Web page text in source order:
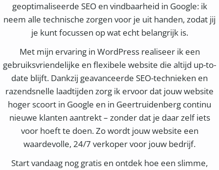
geoptimaliseerde SEO en vindbaarheid in Google: ik
neem alle technische zorgen voor je uit handen, zodat jij
je kunt focussen op wat echt belangrijk is.
Met mijn ervaring in WordPress realiseer ik een
gebruiksvriendelijke en flexibele website die altijd up-to-
date blijft. Dankzij geavanceerde SEO-technieken en
razendsnelle laadtijden zorg ik ervoor dat jouw website
hoger scoort in Google en in Geertruidenberg continu
nieuwe klanten aantrekt – zonder dat je daar zelf iets
voor hoeft te doen. Zo wordt jouw website een
waardevolle, 24/7 verkoper voor jouw bedrijf.
Start vandaag nog gratis en ontdek hoe een slimme,